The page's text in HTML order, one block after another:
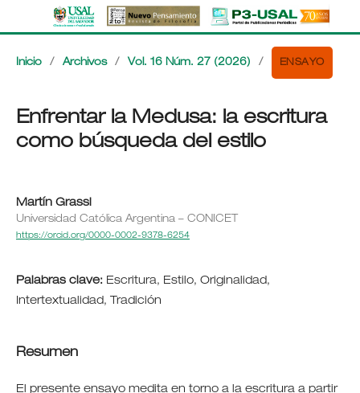
Inicio / Archivos / Vol. 16 Núm. 27 (2026) / ENSAYO
Enfrentar la Medusa: la escritura
como búsqueda del estilo
Martín Grassi
Universidad Católica Argentina – CONICET
https://orcid.org/0000-0002-9378-6254
Palabras clave: Escritura, Estilo, Originalidad,
Intertextualidad, Tradición
Resumen
El presente ensayo medita en torno a la escritura a partir